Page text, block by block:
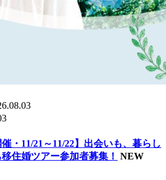
催・11/21～11/22】出会いも、暮らし
住婚ツアー参加者募集！ NEW